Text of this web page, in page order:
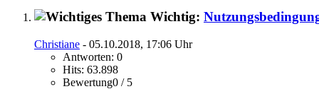
Wichtig:
Christiane - 05.10.2018, 17:06 Uhr
Antworten: 0
Hits: 63.898
Bewertung0 / 5